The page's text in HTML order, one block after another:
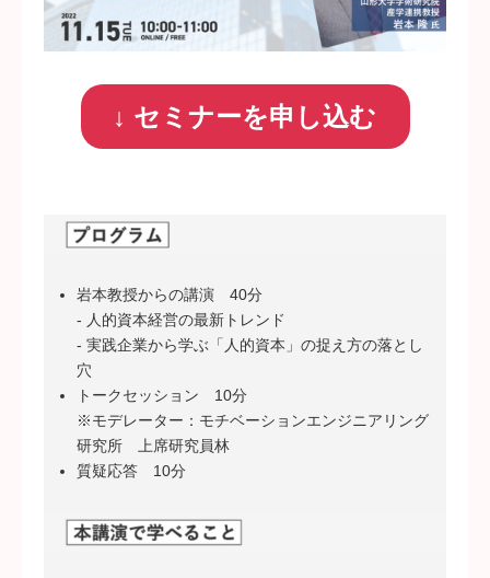
↓ セミナーを申し込む
岩本教授からの講演 40分
- 人的資本経営の最新トレンド
- 実践企業から学ぶ「人的資本」の捉え方の落とし
穴
トークセッション 10分
※モデレーター：モチベーションエンジニアリング
研究所 上席研究員林
質疑応答 10分